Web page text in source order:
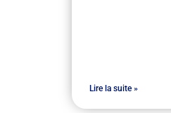
Lire la suite »